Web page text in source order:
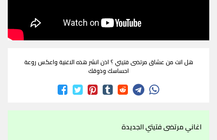
هل انت من عشاق مرتضى فتيتي ؟ اذن انشر هذه الاغنية واعكس روعة
احساسك وذوقك
اغاني مرتضى فتيتي الجديدة